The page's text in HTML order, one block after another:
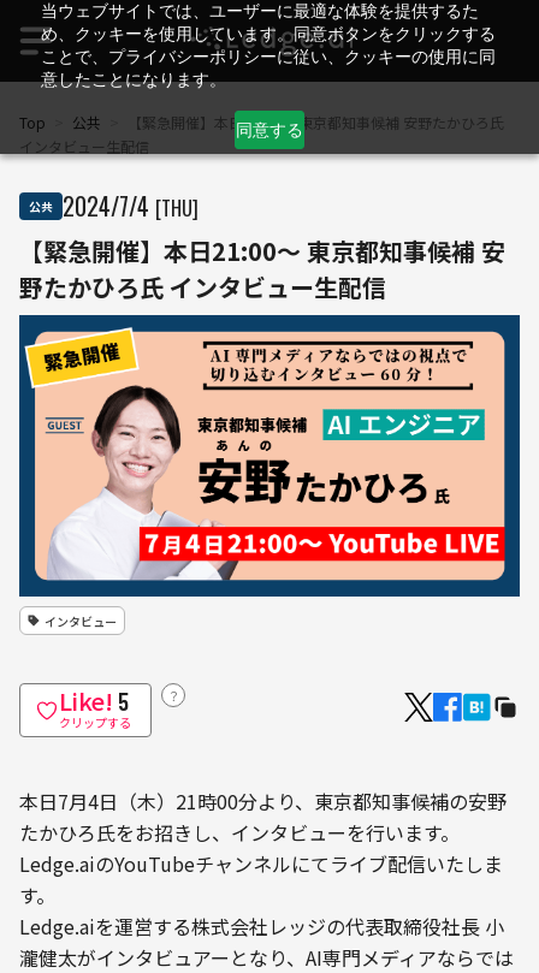
当ウェブサイトでは、ユーザーに最適な体験を提供するた
め、クッキーを使用しています。同意ボタンをクリックする
ことで、プライバシーポリシーに従い、クッキーの使用に同
意したことになります。
同意する
Top 公共
【緊急開催】本日21:00～ 東京都知事候補 安野たかひろ氏
インタビュー生配信
公共 2024/7/4 [THU]
【緊急開催】本日21:00～ 東京都知事候補 安
野たかひろ氏 インタビュー生配信
インタビュー
Like! 5
クリップする
？
本日7月4日（木）21時00分より、東京都知事候補の安野
たかひろ氏をお招きし、インタビューを行います。
Ledge.aiのYouTubeチャンネルにてライブ配信いたしま
す。
Ledge.aiを運営する株式会社レッジの代表取締役社長 小
瀧健太がインタビュアーとなり、AI専門メディアならでは